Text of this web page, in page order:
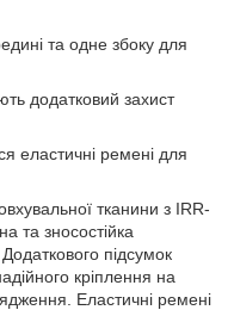
та одне збоку для
додатковий захист
еластичні ремені для
тканини з IRR-
та зносостійка
підсумок
кріплення на
Еластичні ремені